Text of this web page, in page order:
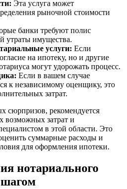
Эта услуга может
рыночной стоимости
банки требуют полис
утраты имущества.
услуги: Если
на ипотеку, но и другие
могут удорожать процесс.
Если в вашем случае
к независимому оценщику, это
затрат.
сюрпризов, рекомендуется
возможных затрат и
в этой области. Это
суммарные расходы и
для оформления ипотеки.
нотариального
шагом